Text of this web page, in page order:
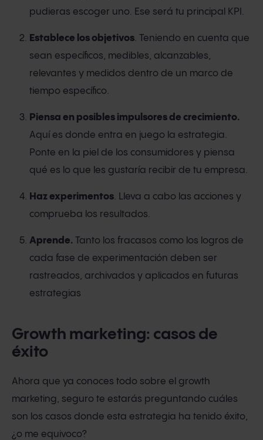
pudieras escoger uno. Ese será tu principal KPI.
Establece los objetivos. Teniendo en cuenta que
sean específicos, medibles, alcanzables,
relevantes y medidos dentro de un marco de
tiempo específico.
Piensa en posibles impulsores de crecimiento.
Aquí es donde entra en juego la estrategia.
Ponte en la piel de los consumidores y piensa
qué es lo que les gustaría recibir de tu empresa.
Haz experimentos. Lleva a cabo las acciones y
comprueba los resultados.
Aprende. Tanto los fracasos como los logros de
cada fase de experimentación deben ser
rastreados, archivados y aplicados en futuras
estrategias
Growth marketing: casos de
éxito
Ahora que ya conoces todo sobre el growth
marketing, seguro te estarás preguntando cuáles
son los casos donde esta estrategia ha tenido éxito,
¿o me equivoco?